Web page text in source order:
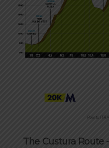
Points
The Custura Route